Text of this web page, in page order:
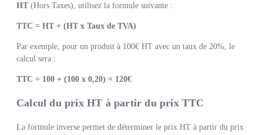
HT (Hors Taxes), utilisez la formule suivante :
TTC = HT + (HT x Taux de TVA)
Par exemple, pour un produit à 100€ HT avec un taux de 20%, le
calcul sera :
TTC = 100 + (100 x 0,20) = 120€
Calcul du prix HT à partir du prix TTC
La formule inverse permet de déterminer le prix HT à partir du prix